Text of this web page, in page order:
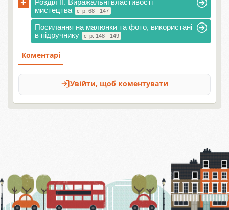
Розділ II. Виражальні властивості
мистецтва
стр. 68 - 147
Посилання на малюнки та фото, використані
в підручнику
стр. 148 - 149